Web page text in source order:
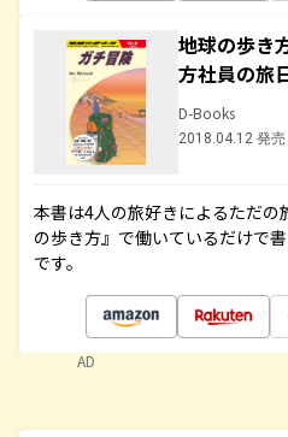
地球の歩き
方社員の旅
D-Books
2018.04.12 発売
本書は4人の旅好きによるただの
の歩き方』で働いているだけで
です。
AD